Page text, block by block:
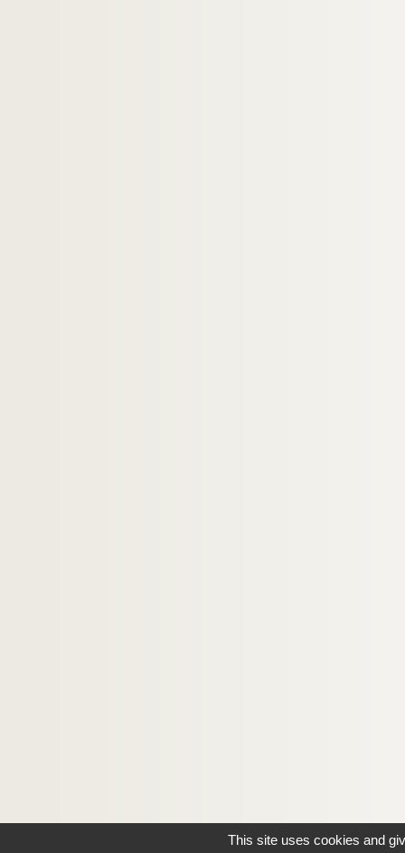
This site uses cookies and